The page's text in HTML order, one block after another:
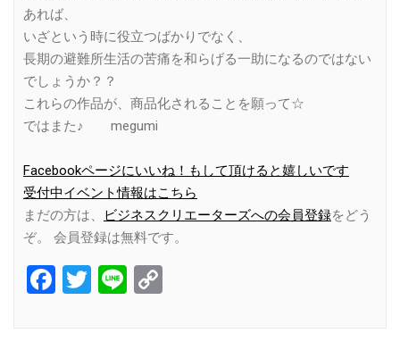
あれば、
いざという時に役立つばかりでなく、
長期の避難所生活の苦痛を和らげる一助になるのではない
でしょうか？？
これらの作品が、商品化されることを願って☆
ではまた♪ megumi
Facebookページにいいね！もして頂けると嬉しいです
受付中イベント情報はこちら
まだの方は、
ビジネスクリエーターズへの会員登録をどう
ぞ。 会員登録は無料です。
Facebook
Twitter
Line